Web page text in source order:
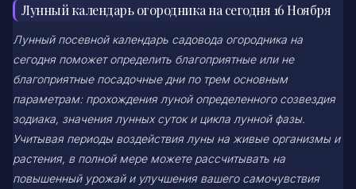
Лунный календарь огородника на сегодня 16 Ноября
Лунный посевной календарь садовода огородника на
сегодня поможет определить благоприятные или не
благоприятные посадочные дни по трем основным
параметрам: прохождения луной определенного созвездия
зодиака, значения лунных суток и цикла лунной фазы.
Учитывая периоды воздействия луны на живые организмы и
растения, в полной мере можете рассчитывать на
повышенный урожай и улучшения вашего самочувствия